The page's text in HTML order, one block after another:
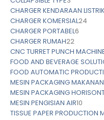
CHARGER KENDARAAN LISTRIK
CHARGER KOMERSIAL24
CHARGER PORTABEL6
CHARGER RUMAH22
CNC TURRET PUNCH
FOOD AND BEVERAGE
FOOD AUTOMATIC
MESIN PACKAGING MAKANAN
MESIN PACKAGING
MESIN PENGISIAN AIR10
TISSUE PAPER PRODUCTION